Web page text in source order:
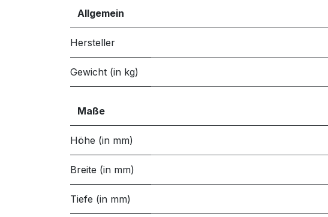
Allgemein
Hersteller
Gewicht (in kg)
Maße
Höhe (in mm)
Breite (in mm)
Tiefe (in mm)